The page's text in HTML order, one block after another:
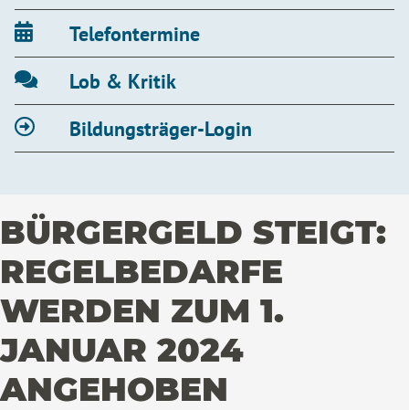
Telefontermine
Lob & Kritik
Bildungsträger-Login
BÜRGERGELD STEIGT:
REGELBEDARFE
WERDEN ZUM 1.
JANUAR 2024
ANGEHOBEN